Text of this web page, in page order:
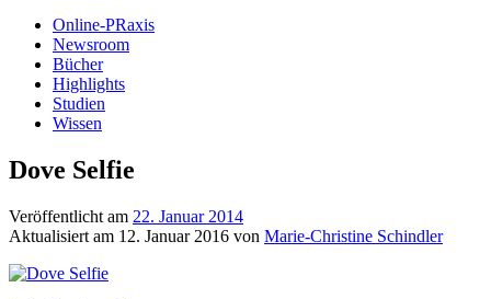
Online-PRaxis
Newsroom
Bücher
Highlights
Studien
Wissen
Dove Selfie
Veröffentlicht am 22. Januar 2014
Aktualisiert am 12. Januar 2016 von Marie-Christine Schindler